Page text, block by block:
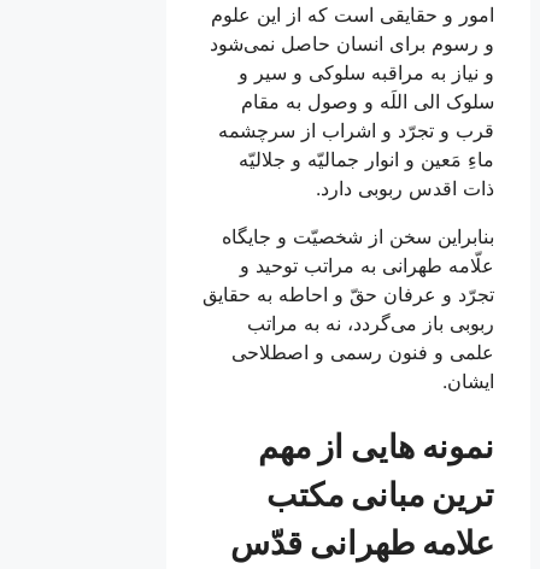
امور و حقايقى است كه از اين علوم
و رسوم براى انسان حاصل نمی‌‏شود
و نياز به مراقبه سلوكى و سير و
سلوک الى اللَه و وصول به مقام
قرب و تجرّد و اشراب از سرچشمه
ماءِ مَعين و انوار جماليّه و جلاليّه
ذات اقدس ربوبى دارد.
بنابراين سخن از شخصيّت و جايگاه
علّامه طهرانى به مراتب توحيد و
تجرّد و عرفان حقّ و احاطه به حقایق
ربوبى باز می‌‏گردد، نه به مراتب
علمى و فنون رسمى و اصطلاحى
ايشان.
نمونه هایی از مهم
ترین مبانی مکتب
علامه طهرانی قدّس